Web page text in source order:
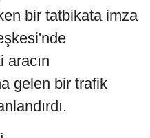
bir tatbikata imza
aracın
gelen bir trafik